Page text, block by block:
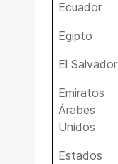
Ecuador
Egipto
El Salvador
Emiratos
Árabes
Unidos
Estados